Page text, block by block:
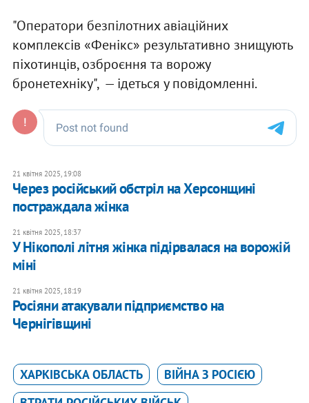
"Оператори безпілотних авіаційних
комплексів «Фенікс» результативно знищують
піхотинців, озброєння та ворожу
бронетехніку", — ідеться у повідомленні.
21 квітня 2025, 19:08
Через російський обстріл на Херсонщині
постраждала жінка
21 квітня 2025, 18:37
У Нікополі літня жінка підірвалася на ворожій
міні
21 квітня 2025, 18:19
Росіяни атакували підприємство на
Чернігівщині
ХАРКІВСЬКА ОБЛАСТЬ
ВІЙНА З РОСІЄЮ